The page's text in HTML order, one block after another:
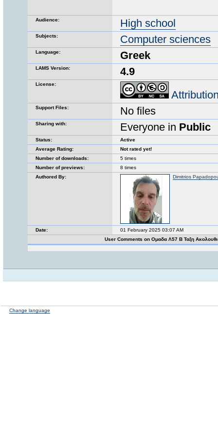
Audience: High school
Subjects: Computer sciences
Language: Greek
LAMS Version: 4.9
License:
Support Files: No files
Sharing with: Everyone in Public
Status:
Active
Average Rating:
Not rated yet!
Number of downloads:
5 times
Number of previews:
8 times
Authored By:
Dimitrios
Date:
01 February 2025 03:07 AM
User Comments on Ομαδα Λ57 Β Ταξη
Change language